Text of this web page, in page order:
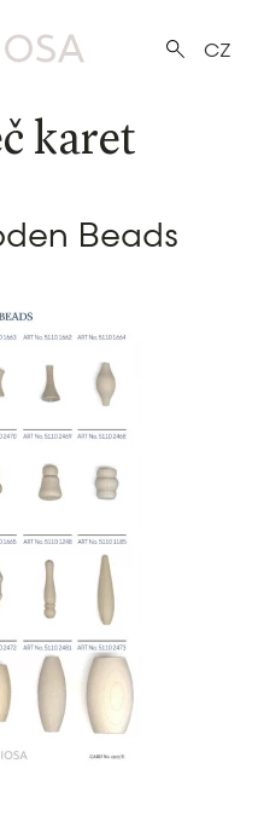
CZ
karet
Beads